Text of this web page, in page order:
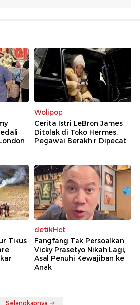
Wolipop
Cerita Istri LeBron James
Ditolak di Toko Hermes,
Pegawai Berakhir Dipecat
Tikus
detikHot
Fangfang Tak Persoalkan
Vicky Prasetyo Nikah Lagi,
Asal Penuhi Kewajiban ke
Anak
Selengkapnya